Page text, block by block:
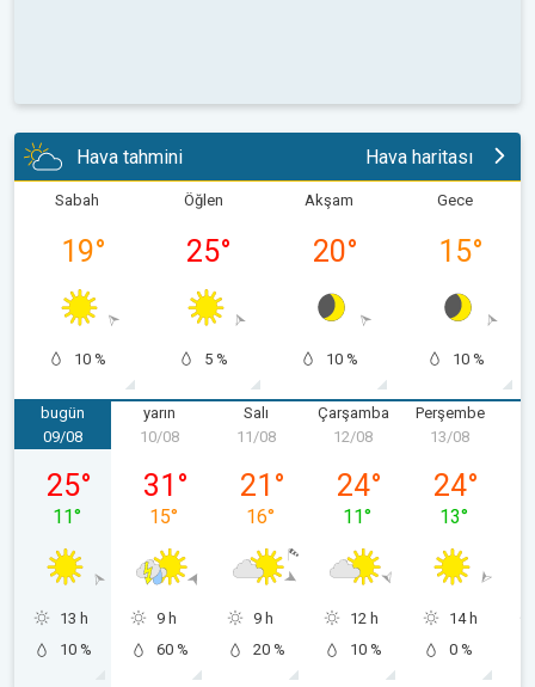
Hava tahmini Hava haritası
Sabah
19°
10 %
Öğlen
25°
5 %
Akşam
20°
10 %
Gece
15°
10 %
bugün
09/08 Pazar
09/08
25°
11°
13 h
10 %
yarın
10/08 Pazartesi
10/08
31 °
15°
9 h
60 %
Salı
11/08
21 °
16°
9 h
20 %
Çarşamba
12/08 Çarşamba
12/08
24°
11°
12 h
10 %
Perşembe
13/08
24°
13°
14 h
0 %